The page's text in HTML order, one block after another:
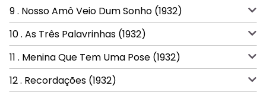
9 . Nosso Amô Veio Dum Sonho (1932)
10 . As Três Palavrinhas (1932)
11 . Menina Que Tem Uma Pose (1932)
12 . Recordações (1932)